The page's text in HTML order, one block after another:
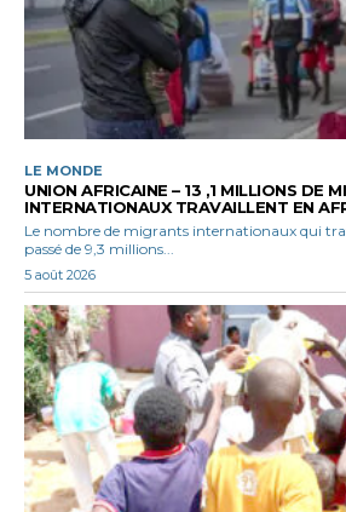
LE MONDE
UNION AFRICAINE – 13 ,1 MILLIONS DE
INTERNATIONAUX TRAVAILLENT EN
Le nombre de migrants internationaux qui
passé de 9,3 millions...
5 août 2026